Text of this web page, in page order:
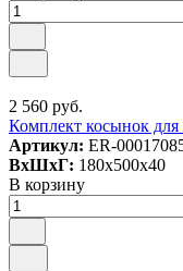
2 560 руб.
Комплект косынок
Артикул: ER-
ВxШxГ: 180x500x40
В корзину